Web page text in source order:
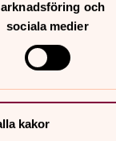
och
sociala medier
kakor